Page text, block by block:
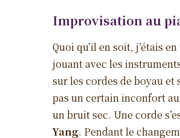
Improvisation au
Quoi qu’il en soit, j’étais
jouant avec les
sur les cordes de boyau et
pas un certain inconfort
un bruit sec. Une corde
Yang. Pendant le